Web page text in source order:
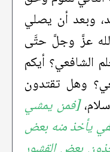
وبعد أن يصلي
عزَّ وجلَّ حتَّى
الشافعي؟ أيكم
وهل تقتدون
[فمن يمشي
يأخذ منه بعض